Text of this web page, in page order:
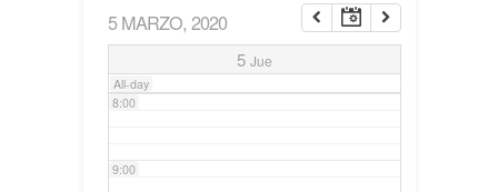
5 MARZO, 2020
5 Jue
All-day
7:00
8:00
9:00